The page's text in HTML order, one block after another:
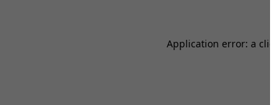
Application error: a client